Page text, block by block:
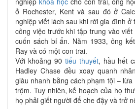
ở Rochester, Kent và sau đó ở
nghiệp viết lách sau khi rời gia đình ở
công việc trước khi tập trung vào
cuốn sách bí ẩn. Năm 1933, ông
Ray và có một con trai.
Với khoảng 90 tiểu thuyết, hầu hết
Hadley Chase đều xoay quanh
giàu nhanh bằng cách phạm tội –
trộm. Tuy nhiên, kế hoạch của họ
họ phải giết người để che đậy và trở